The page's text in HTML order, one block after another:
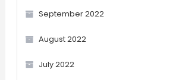
September 2022
August 2022
July 2022